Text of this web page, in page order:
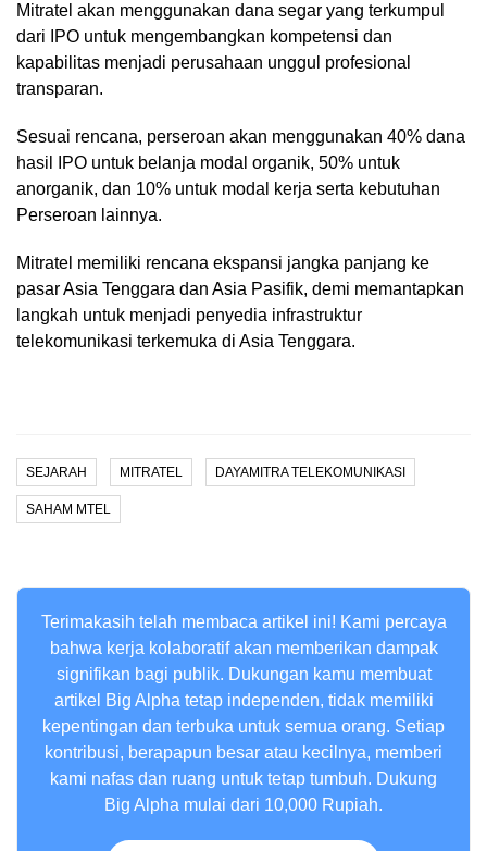
Mitratel akan menggunakan dana segar yang terkumpul
dari IPO untuk mengembangkan kompetensi dan
kapabilitas menjadi perusahaan unggul profesional
transparan.
Sesuai rencana, perseroan akan menggunakan 40% dana
hasil IPO untuk belanja modal organik, 50% untuk
anorganik, dan 10% untuk modal kerja serta kebutuhan
Perseroan lainnya.
Mitratel memiliki rencana ekspansi jangka panjang ke
pasar Asia Tenggara dan Asia Pasifik, demi memantapkan
langkah untuk menjadi penyedia infrastruktur
telekomunikasi terkemuka di Asia Tenggara.
SEJARAH MITRATEL DAYAMITRA TELEKOMUNIKASI
SAHAM MTEL
Terimakasih telah membaca artikel ini! Kami percaya
bahwa kerja kolaboratif akan memberikan dampak
signifikan bagi publik. Dukungan kamu membuat
artikel Big Alpha tetap independen, tidak memiliki
kepentingan dan terbuka untuk semua orang. Setiap
kontribusi, berapapun besar atau kecilnya, memberi
kami nafas dan ruang untuk tetap tumbuh. Dukung
Big Alpha mulai dari 10,000 Rupiah.